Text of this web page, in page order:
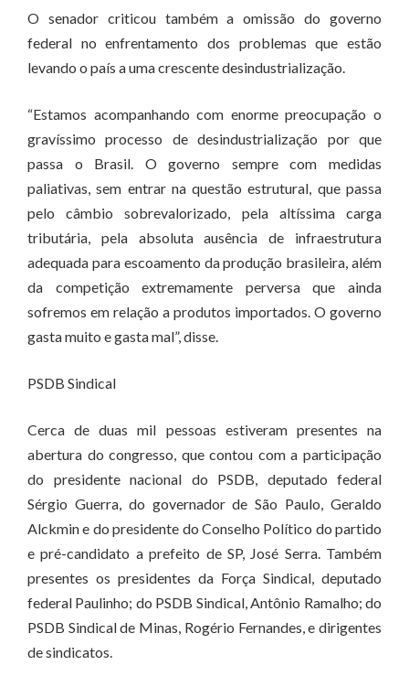
O senador criticou também a omissão do governo
federal no enfrentamento dos problemas que estão
levando o país a uma crescente desindustrialização.
“Estamos acompanhando com enorme preocupação o
gravíssimo processo de desindustrialização por que
passa o Brasil. O governo sempre com medidas
paliativas, sem entrar na questão estrutural, que passa
pelo câmbio sobrevalorizado, pela altíssima carga
tributária, pela absoluta ausência de infraestrutura
adequada para escoamento da produção brasileira, além
da competição extremamente perversa que ainda
sofremos em relação a produtos importados. O governo
gasta muito e gasta mal”, disse.
PSDB Sindical
Cerca de duas mil pessoas estiveram presentes na
abertura do congresso, que contou com a participação
do presidente nacional do PSDB, deputado federal
Sérgio Guerra, do governador de São Paulo, Geraldo
Alckmin e do presidente do Conselho Político do partido
e pré-candidato a prefeito de SP, José Serra. Também
presentes os presidentes da Força Sindical, deputado
federal Paulinho; do PSDB Sindical, Antônio Ramalho; do
PSDB Sindical de Minas, Rogério Fernandes, e dirigentes
de sindicatos.